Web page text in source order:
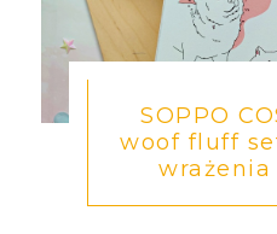
SOPPO
woof fluff